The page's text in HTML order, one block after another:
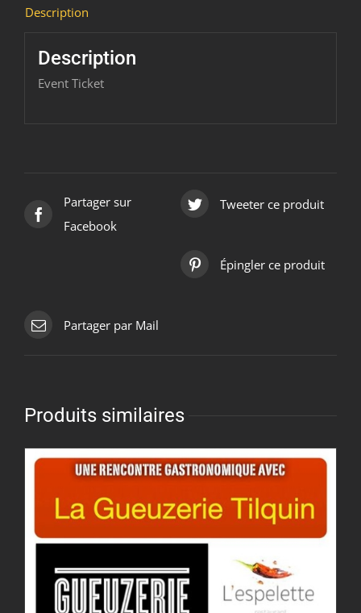
2023/01/28
(Copy)
Description
Description
Event Ticket
Partager sur
Facebook
Tweeter ce produit
Épingler ce produit
Partager par Mail
Produits similaires